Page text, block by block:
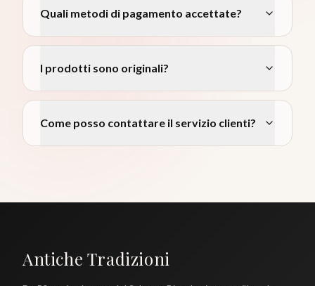
Quali metodi di pagamento accettate?
I prodotti sono originali?
Come posso contattare il servizio clienti?
Antiche Tradizioni